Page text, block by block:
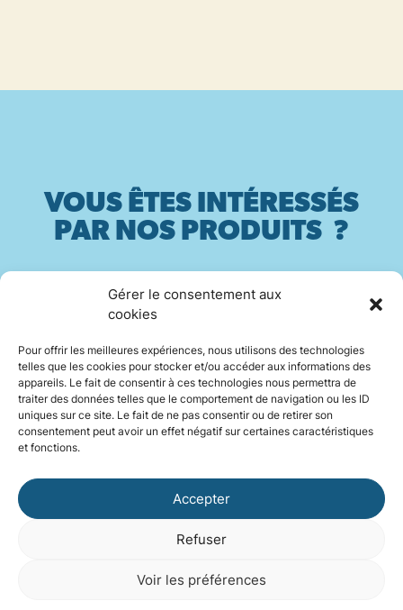
Gérer le consentement aux
cookies
Pour offrir les meilleures expériences, nous utilisons des technologies
telles que les cookies pour stocker et/ou accéder aux informations des
appareils. Le fait de consentir à ces technologies nous permettra de
traiter des données telles que le comportement de navigation ou les ID
uniques sur ce site. Le fait de ne pas consentir ou de retirer son
consentement peut avoir un effet négatif sur certaines caractéristiques
et fonctions.
Accepter
Refuser
Voir les préférences
VOUS ÊTES INTÉRESSÉS
PAR NOS PRODUITS ?
Contactez-nous
INSTAGRAM
Mentions légalesPolitique de cookies (UE)